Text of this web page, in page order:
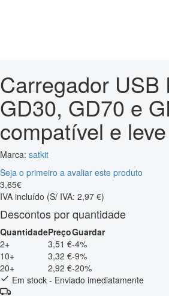
Carregador USB
GD30, GD70 e
compatível e leve
Marca: satkit
Seja o primeiro a avaliar este produto
3,65€
IVA incluído (S/ IVA: 2,97 €)
Descontos por quantidade
QuantidadePreçoGuardar
2+
3,51 €-4%
10+
3,32 €-9%
20+
2,92 €-20%
Em stock - Enviado imediatamente